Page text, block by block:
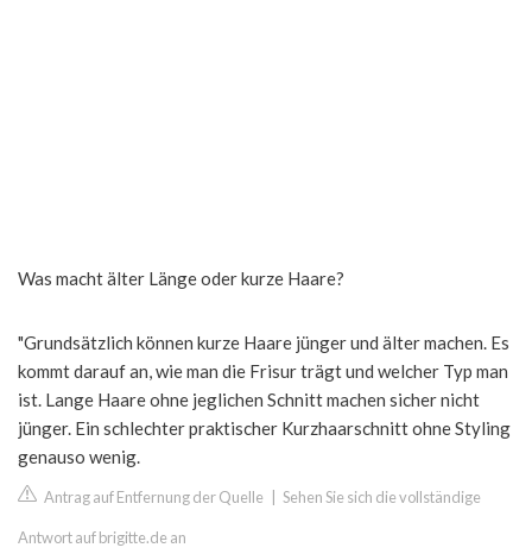
Was macht älter Länge oder kurze Haare?
"Grundsätzlich können kurze Haare jünger und älter machen. Es
kommt darauf an, wie man die Frisur trägt und welcher Typ man
ist. Lange Haare ohne jeglichen Schnitt machen sicher nicht
jünger. Ein schlechter praktischer Kurzhaarschnitt ohne Styling
genauso wenig.
Antrag auf Entfernung der Quelle Sehen Sie sich die vollständige
Antwort auf brigitte.de an